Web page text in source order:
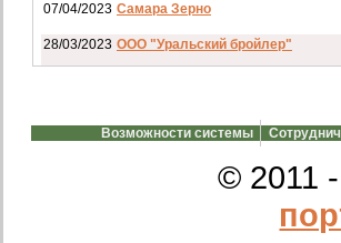
07/04/2023 Самара Зерно
28/03/2023 ООО "Уральский бройлер"
20/02/2023 GREENKO
Возможности системы
© 2011